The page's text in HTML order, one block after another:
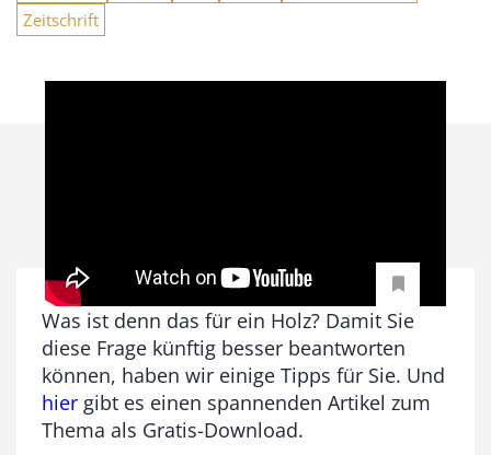
Zeitschrift
Was ist denn das für ein Holz? Damit Sie
diese Frage künftig besser beantworten
können, haben wir einige Tipps für Sie. Und
hier gibt es einen spannenden Artikel zum
Thema als Gratis-Download.